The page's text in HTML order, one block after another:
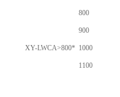
800
XY-LWCA>800*
900
1000
1100